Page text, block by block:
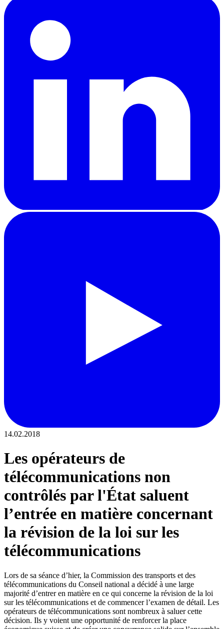
14.02.2018
Les opérateurs de
télécommunications non
contrôlés par l'État saluent
l’entrée en matière concernant
la révision de la loi sur les
télécommunications
Lors de sa séance d’hier, la Commission des transports et des
télécommunications du Conseil national a décidé à une large
majorité d’entrer en matière en ce qui concerne la révision de la loi
sur les télécommunications et de commencer l’examen de détail. Les
opérateurs de télécommunications sont nombreux à saluer cette
décision. Ils y voient une opportunité de renforcer la place